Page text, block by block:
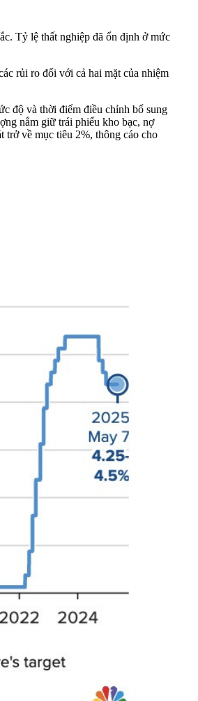
Tỷ lệ thất nghiệp đã ổn định ở mức
rủi ro đối với cả hai mặt của nhiệm
độ và thời điểm điều chỉnh bổ sung
nắm giữ trái phiếu kho bạc, nợ
trở về mục tiêu 2%, thông cáo cho